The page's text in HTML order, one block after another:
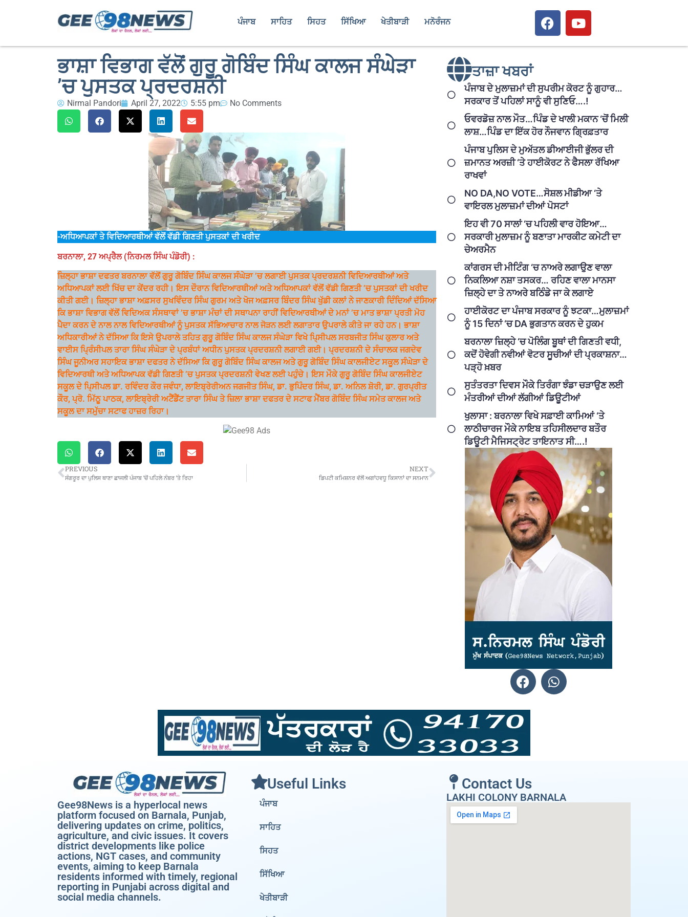
ਪੰਜਾਬ ਸਾਹਿਤ ਸਿਹਤ ਸਿੱਖਿਆ ਖੇਤੀਬਾੜੀ ਮਨੋਰੰਜਨ
ਭਾਸ਼ਾ ਵਿਭਾਗ ਵੱਲੋਂ ਗੁਰੂ ਗੋਬਿੰਦ ਸਿੰਘ ਕਾਲਜ ਸੰਘੇੜਾ
’ਚ ਪੁਸਤਕ ਪ੍ਰਦਰਸ਼ਨੀ
Nirmal Pandori April 27, 2022 5:55 pm No Comments
-ਅਧਿਆਪਕਾਂ ਤੇ ਵਿਦਿਆਰਥੀਆਂ ਵੱਲੋਂ ਵੱਡੀ ਗਿਣਤੀ ਪੁਸਤਕਾਂ ਦੀ ਖਰੀਦ
ਬਰਨਾਲਾ, 27 ਅਪ੍ਰੈਲ (ਨਿਰਮਲ ਸਿੰਘ ਪੰਡੋਰੀ) :
ਜ਼ਿਲ੍ਹਾ ਭਾਸ਼ਾ ਦਫਤਰ ਬਰਨਾਲਾ ਵੱਲੋਂ ਗੁਰੂੁ ਗੋਬਿੰਦ ਸਿੰਘ ਕਾਲਜ ਸੰਘੇੜਾ ’ਚ ਲਗਾਈ ਪੁਸਤਕ ਪ੍ਰਦਰਸ਼ਨੀ ਵਿਦਿਆਰਥੀਆਂ ਅਤੇ
ਅਧਿਆਪਕਾਂ ਲਈ ਖਿੱਚ ਦਾ ਕੇਂਦਰ ਰਹੀ। ਇਸ ਦੌਰਾਨ ਵਿਦਿਆਰਥੀਆਂ ਅਤੇ ਅਧਿਆਪਕਾਂ ਵੱਲੋਂ ਵੱਡੀ ਗਿਣਤੀ ’ਚ ਪੁਸਤਕਾਂ ਦੀ ਖਰੀਦ
ਕੀਤੀ ਗਈ। ਜ਼ਿਲ੍ਹਾ ਭਾਸ਼ਾ ਅਫ਼ਸਰ ਸੁਖਵਿੰਦਰ ਸਿੰਘ ਗੁਰਮ ਅਤੇ ਖੋਜ ਅਫ਼ਸਰ ਬਿੰਦਰ ਸਿੰਘ ਖੁੱਡੀ ਕਲਾਂ ਨੇ ਜਾਣਕਾਰੀ ਦਿੰਦਿਆਂ ਦੱਸਿਆ
ਕਿ ਭਾਸ਼ਾ ਵਿਭਾਗ ਵੱਲੋਂ ਵਿਦਿਅਕ ਸੰਸਥਾਵਾਂ ’ਚ ਭਾਸ਼ਾ ਮੰਚਾਂ ਦੀ ਸਥਾਪਨਾ ਰਾਹੀਂ ਵਿਦਿਆਰਥੀਆਂ ਦੇ ਮਨਾਂ ’ਚ ਮਾਤ ਭਾਸ਼ਾ ਪ੍ਰਤੀ ਮੋਹ
ਪੈਦਾ ਕਰਨ ਦੇ ਨਾਲ ਨਾਲ ਵਿਦਿਆਰਥੀਆਂ ਨੂੰ ਪੁਸਤਕ ਸੱਭਿਆਚਾਰ ਨਾਲ ਜੋੜਨ ਲਈ ਲਗਾਤਾਰ ਉਪਰਾਲੇ ਕੀਤੇ ਜਾ ਰਹੇ ਹਨ। ਭਾਸ਼ਾ
ਅਧਿਕਾਰੀਆਂ ਨੇ ਦੱਸਿਆ ਕਿ ਇਸੇ ਉਪਰਾਲੇ ਤਹਿਤ ਗੁਰੂੁ ਗੋਬਿੰਦ ਸਿੰਘ ਕਾਲਜ ਸੰਘੇੜਾ ਵਿਖੇ ਪਿ੍ਸੀਪਲ ਸਰਬਜੀਤ ਸਿੰਘ ਕੁਲਾਰ ਅਤੇ
ਵਾਈਸ ਪਿ੍ਰੰਸੀਪਲ ਤਾਰਾ ਸਿੰਘ ਸੰਘੇੜਾ ਦੇ ਪ੍ਰਬੰਧਾਂ ਅਧੀਨ ਪੁਸਤਕ ਪ੍ਰਦਰਸ਼ਨੀ ਲਗਾਈ ਗਈ। ਪ੍ਰਦਰਸ਼ਨੀ ਦੇ ਸੰਚਾਲਕ ਜਗਦੇਵ
ਸਿੰਘ ਜੂਨੀਅਰ ਸਹਾਇਕ ਭਾਸ਼ਾ ਦਫਤਰ ਨੇ ਦੱਸਿਆ ਕਿ ਗੁਰੂ ਗੋਬਿੰਦ ਸਿੰਘ ਕਾਲਜ ਅਤੇ ਗੁਰੂ ਗੋਬਿੰਦ ਸਿੰਘ ਕਾਲਜੀਏਟ ਸਕੂਲ ਸੰਘੇੜਾ ਦੇ
ਵਿਦਿਆਰਥੀ ਅਤੇ ਅਧਿਆਪਕ ਵੱਡੀ ਗਿਣਤੀ ’ਚ ਪੁਸਤਕ ਪ੍ਰਦਰਸ਼ਨੀ ਵੇਖਣ ਲਈ ਪਹੁੰਚੇ। ਇਸ ਮੌਕੇ ਗੁਰੂ ਗੋਬਿੰਦ ਸਿੰਘ ਕਾਲਜੀਏਟ
ਸਕੂਲ ਦੇ ਪਿ੍ਸੀਪਲ ਡਾ. ਰਵਿੰਦਰ ਕੌਰ ਜਵੰਧਾ, ਲਾਇਬ੍ਰੇਰੀਅਨ ਜਗਜੀਤ ਸਿੰਘ, ਡਾ. ਭੁਪਿੰਦਰ ਸਿੰਘ, ਡਾ. ਅਨਿਲ ਸ਼ੋਰੀ, ਡਾ. ਗੁਰਪ੍ਰੀਤ
ਕੌਰ, ਪ੍ਰੋ. ਮਿੱਠੂ ਪਾਠਕ, ਲਾਇਬ੍ਰੇਰੀ ਅਟੈਂਡੈਂਟ ਤਾਰਾ ਸਿੰਘ ਤੇ ਜ਼ਿਲਾ ਭਾਸ਼ਾ ਦਫਤਰ ਦੇ ਸਟਾਫ ਮੈਂਬਰ ਗੋਬਿੰਦ ਸਿੰਘ ਸਮੇਤ ਕਾਲਜ ਅਤੇ
ਸਕੂਲ ਦਾ ਸਮੁੱਚਾ ਸਟਾਫ ਹਾਜ਼ਰ ਰਿਹਾ।
PREVIOUS
ਸੰਗਰੂਰ ਦਾ ਪੁਲਿਸ ਥਾਣਾ ਛਾਜਲੀ ਪੰਜਾਬ ’ਚੋਂ ਪਹਿਲੇ ਨੰਬਰ ’ਤੇ ਰਿਹਾ
NEXT
ਡਿਪਟੀ ਕਮਿਸ਼ਨਰ ਵੱਲੋਂ ਅਗਾਂਹਵਧੂ ਕਿਸਾਨਾਂ ਦਾ ਸਨਮਾਨ
ਤਾਜ਼ਾ ਖਬਰਾਂ
ਪੰਜਾਬ ਦੇ ਮੁਲਾਜ਼ਮਾਂ ਦੀ ਸੁਪਰੀਮ ਕੋਰਟ ਨੂੰ ਗੁਹਾਰ…
ਸਰਕਾਰ ਤੋਂ ਪਹਿਲਾਂ ਸਾਨੂੰ ਵੀ ਸੁਣਿਓ….!
ਓਵਰਡੋਜ਼ ਨਾਲ ਮੌਤ…ਪਿੰਡ ਦੇ ਖਾਲੀ ਮਕਾਨ ‘ਚੋਂ ਮਿਲੀ
ਲਾਸ਼…ਪਿੰਡ ਦਾ ਇੱਕ ਹੋਰ ਨੌਜਵਾਨ ਗ੍ਰਿਫ਼ਤਾਰ
ਪੰਜਾਬ ਪੁਲਿਸ ਦੇ ਮੁਅੱਤਲ ਡੀਆਈਜੀ ਭੁੱਲਰ ਦੀ
ਜ਼ਮਾਨਤ ਅਰਜ਼ੀ ‘ਤੇ ਹਾਈਕੋਰਟ ਨੇ ਫੈਸਲਾ ਰੱਖਿਆ
ਰਾਖਵਾਂ
NO DA,NO VOTE…ਸੋਸ਼ਲ ਮੀਡੀਆ ‘ਤੇ
ਵਾਇਰਲ ਮੁਲਾਜ਼ਮਾਂ ਦੀਆਂ ਪੋਸਟਾਂ
ਇਹ ਵੀ 70 ਸਾਲਾਂ ‘ਚ ਪਹਿਲੀ ਵਾਰ ਹੋਇਆ…
ਸਰਕਾਰੀ ਮੁਲਾਜ਼ਮ ਨੂੰ ਬਣਾਤਾ ਮਾਰਕੀਟ ਕਮੇਟੀ ਦਾ
ਚੇਅਰਮੈਨ
ਕਾਂਗਰਸ ਦੀ ਮੀਟਿੰਗ ‘ਚ ਨਾਅਰੇ ਲਗਾਉਣ ਵਾਲਾ
ਨਿਕਲਿਆ ਨਸ਼ਾ ਤਸਕਰ… ਰਹਿਣ ਵਾਲਾ ਮਾਨਸਾ
ਜ਼ਿਲ੍ਹੇ ਦਾ ਤੇ ਨਾਅਰੇ ਬਠਿੰਡੇ ਜਾ ਕੇ ਲਗਾਏ
ਹਾਈਕੋਰਟ ਦਾ ਪੰਜਾਬ ਸਰਕਾਰ ਨੂੰ ਝਟਕਾ…ਮੁਲਾਜ਼ਮਾਂ
ਨੂੰ 15 ਦਿਨਾਂ ‘ਚ DA ਭੁਗਤਾਨ ਕਰਨ ਦੇ ਹੁਕਮ
ਬਰਨਾਲਾ ਜ਼ਿਲ੍ਹੇ ‘ਚ ਪੋਲਿੰਗ ਬੂਥਾਂ ਦੀ ਗਿਣਤੀ ਵਧੀ,
ਕਦੋਂ ਹੋਵੇਗੀ ਨਵੀਆਂ ਵੋਟਰ ਸੂਚੀਆਂ ਦੀ ਪ੍ਰਕਾਸ਼ਨਾ…
ਪੜ੍ਹੋ ਖ਼ਬਰ
ਸੁਤੰਤਰਤਾ ਦਿਵਸ ਮੌਕੇ ਤਿਰੰਗਾ ਝੰਡਾ ਚੜਾਉਣ ਲਈ
ਮੰਤਰੀਆਂ ਦੀਆਂ ਲੱਗੀਆਂ ਡਿਊਟੀਆਂ
ਖੁਲਾਸਾ : ਬਰਨਾਲਾ ਵਿਖੇ ਸਫ਼ਾਈ ਕਾਮਿਆਂ ‘ਤੇ
ਲਾਠੀਚਾਰਜ ਮੌਕੇ ਨਾਇਬ ਤਹਿਸੀਲਦਾਰ ਬਤੌਰ
ਡਿਊਟੀ ਮੈਜਿਸਟ੍ਰੇਟ ਤਾਇਨਾਤ ਸੀ….!
Gee98News is a hyperlocal news
platform focused on Barnala, Punjab,
delivering updates on crime, politics,
agriculture, and civic issues. It covers
district developments like police
actions, NGT cases, and community
events, aiming to keep Barnala
residents informed with timely, regional
reporting in Punjabi across digital and
social media channels.
Useful Links
ਪੰਜਾਬ
ਸਾਹਿਤ
ਸਿਹਤ
ਸਿੱਖਿਆ
ਖੇਤੀਬਾੜੀ
Contact Us
LAKHI COLONY BARNALA